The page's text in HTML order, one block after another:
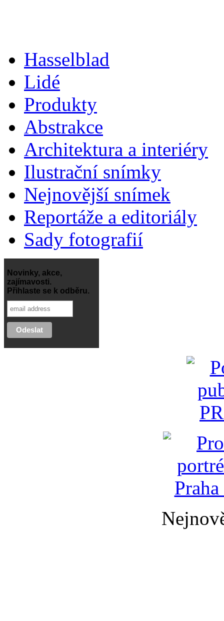
Hasselblad
Lidé
Produkty
Abstrakce
Architektura a interiéry
Ilustrační snímky
Nejnovější snímek
Reportáže a editoriály
Sady fotografií
Novinky, akce,
zajímavosti.
Přihlaste se k odběru.